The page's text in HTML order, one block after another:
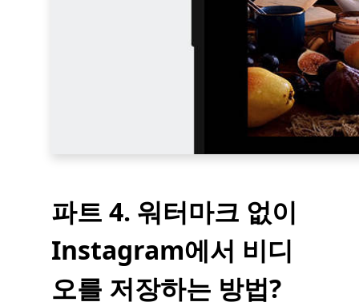
파트 4. 워터마크 없이
Instagram에서 비디
오를 저장하는 방법?